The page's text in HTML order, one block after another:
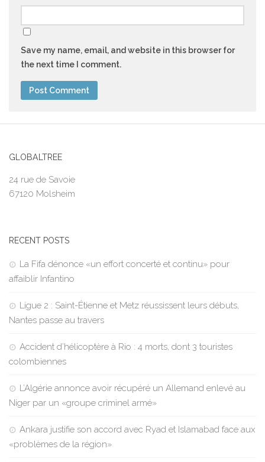
Save my name, email, and website in this browser for
the next time I comment.
GLOBALTREE
24 rue de Savoie
67120 Molsheim
RECENT POSTS
La Fifa dénonce «un effort concerté et continu» pour
affaiblir Infantino
Ligue 2 : Saint-Étienne et Metz réussissent leurs débuts,
Nantes passe au travers
Accident d’hélicoptère à Rio : 4 morts, dont 3 touristes
colombiennes
L’Algérie annonce avoir récupéré un Allemand enlevé au
Niger par un «groupe criminel armé»
Ankara justifie son accord avec Ryad et Islamabad face aux
«problèmes de la région»